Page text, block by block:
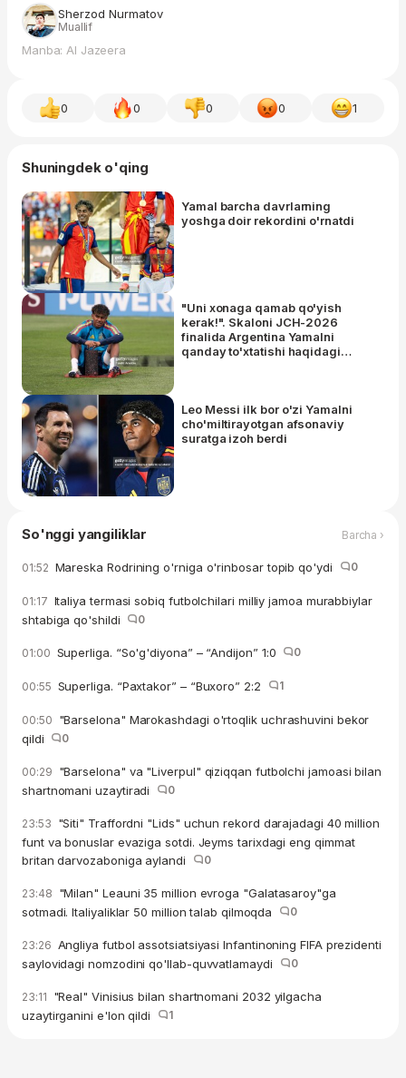
Sherzod Nurmatov
Muallif
Manba: Al Jazeera
0 0 0 0 1
Shuningdek o'qing
Yamal barcha davrlarning
yoshga doir rekordini o'rnatdi
"Uni xonaga qamab qo'yish
kerak!". Skaloni JCH-2026
finalida Argentina Yamalni
qanday to'xtatishi haqidagi
Leo Messi ilk bor o'zi Yamalni
cho'miltirayotgan afsonaviy
suratga izoh berdi
So'nggi yangiliklar Barcha ›
01:52 Mareska Rodrining o'rniga o'rinbosar topib qo'ydi 0
01:17 Italiya termasi sobiq futbolchilari milliy jamoa murabbiylar
shtabiga qo'shildi
0
01:00 Superliga. “So'g'diyona” – “Andijon” 1:0 0
00:55 Superliga. “Paxtakor” – “Buxoro” 2:2 1
00:50 "Barselona" Marokashdagi o'rtoqlik uchrashuvini bekor
qildi
0
00:29 "Barselona" va "Liverpul" qiziqqan futbolchi jamoasi bilan
shartnomani uzaytiradi
0
23:53 "Siti" Traffordni "Lids" uchun rekord darajadagi 40 million
funt va bonuslar evaziga sotdi. Jeyms tarixdagi eng qimmat
britan darvozaboniga aylandi
0
23:48 "Milan" Leauni 35 million evroga "Galatasaroy"ga
sotmadi. Italiyaliklar 50 million talab qilmoqda
0
23:26 Angliya futbol assotsiatsiyasi Infantinoning FIFA prezidenti
saylovidagi nomzodini qo'llab-quvvatlamaydi
0
23:11 "Real" Vinisius bilan shartnomani 2032 yilgacha
uzaytirganini e'lon qildi
1